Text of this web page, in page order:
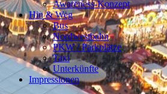
Awareness-Konzept
Hin & Weg
Bus
Nordwestbahn
PKW / Parkplätze
Taxi
Unterkünfte
Impressionen